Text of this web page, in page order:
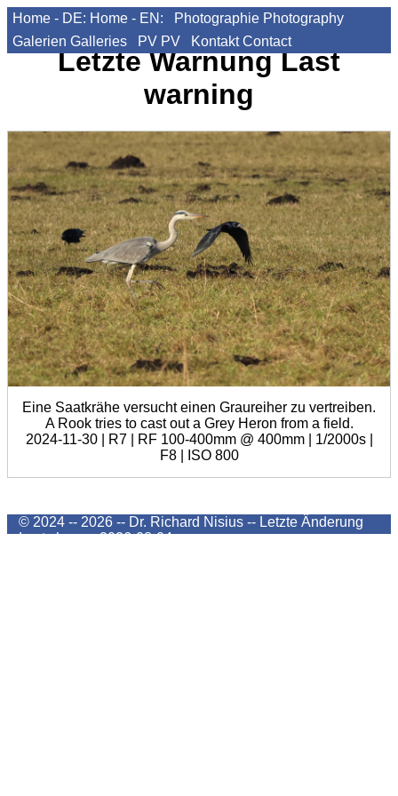
Home - DE: Home - EN: Photographie Photography
Galerien Galleries PV PV Kontakt Contact
Letzte WarnungLast
warning
Eine Saatkrähe versucht einen Graureiher zu vertreiben.
A Rook tries to cast out a Grey Heron from a field.
2024-11-30 | R7 | RF 100-400mm @ 400mm | 1/2000s |
F8 | ISO 800
© 2024 -- 2026 -- Dr. Richard Nisius -- Letzte Änderung
Last change2026-08-04